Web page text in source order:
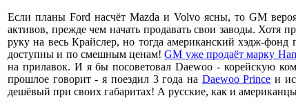
Если планы Ford насчёт Mazda и Volvo ясны, то GM
активов, прежде чем начать продавать свои заводы. Хотя
руку на весь Крайслер, но тогда американский хэдж-фонд
доступны и по смешным ценам!GM уже продаёт марку
на прилавок. И я бы посоветовал Daewoo - корейскую
прошлое говорит - я поездил 3 года на Daewoo Prince и
дешёвый при своих габаритах! А русские, как и